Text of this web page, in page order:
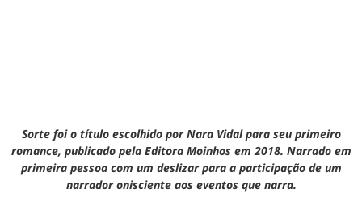
Sorte foi o título escolhido por Nara Vidal para seu primeiro
romance, publicado pela Editora Moinhos em 2018. Narrado em
primeira pessoa com um deslizar para a participação de um
narrador onisciente aos eventos que narra.